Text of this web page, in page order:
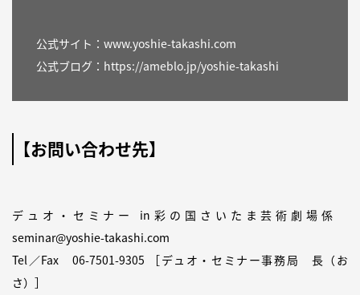
公式サイト： www.yoshie-takashi.com
公式ブログ： https://ameblo.jp/yoshie-takashi
【お問い合わせ先】
デュオ・セミナー in彩の国さいたま芸術劇場係
seminar@yoshie-takashi.com
Tel／Fax06-7501-9305 ［デュオ・セミナー事務局 長（お
さ）］